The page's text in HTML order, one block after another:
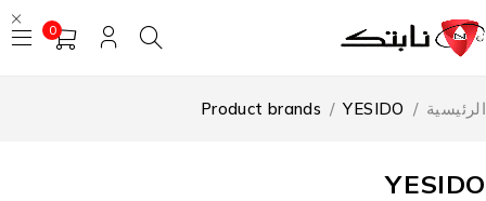
0
/
Product brands / YESIDO